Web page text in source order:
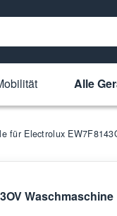
Alle
für Electrolux
Waschmaschine